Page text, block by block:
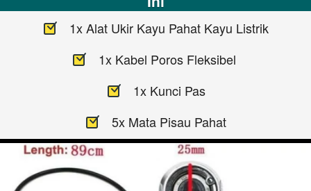
1x Alat Ukir Kayu Pahat Kayu Listrik
1x Kabel Poros Fleksibel
1x Kunci Pas
5x Mata Pisau Pahat